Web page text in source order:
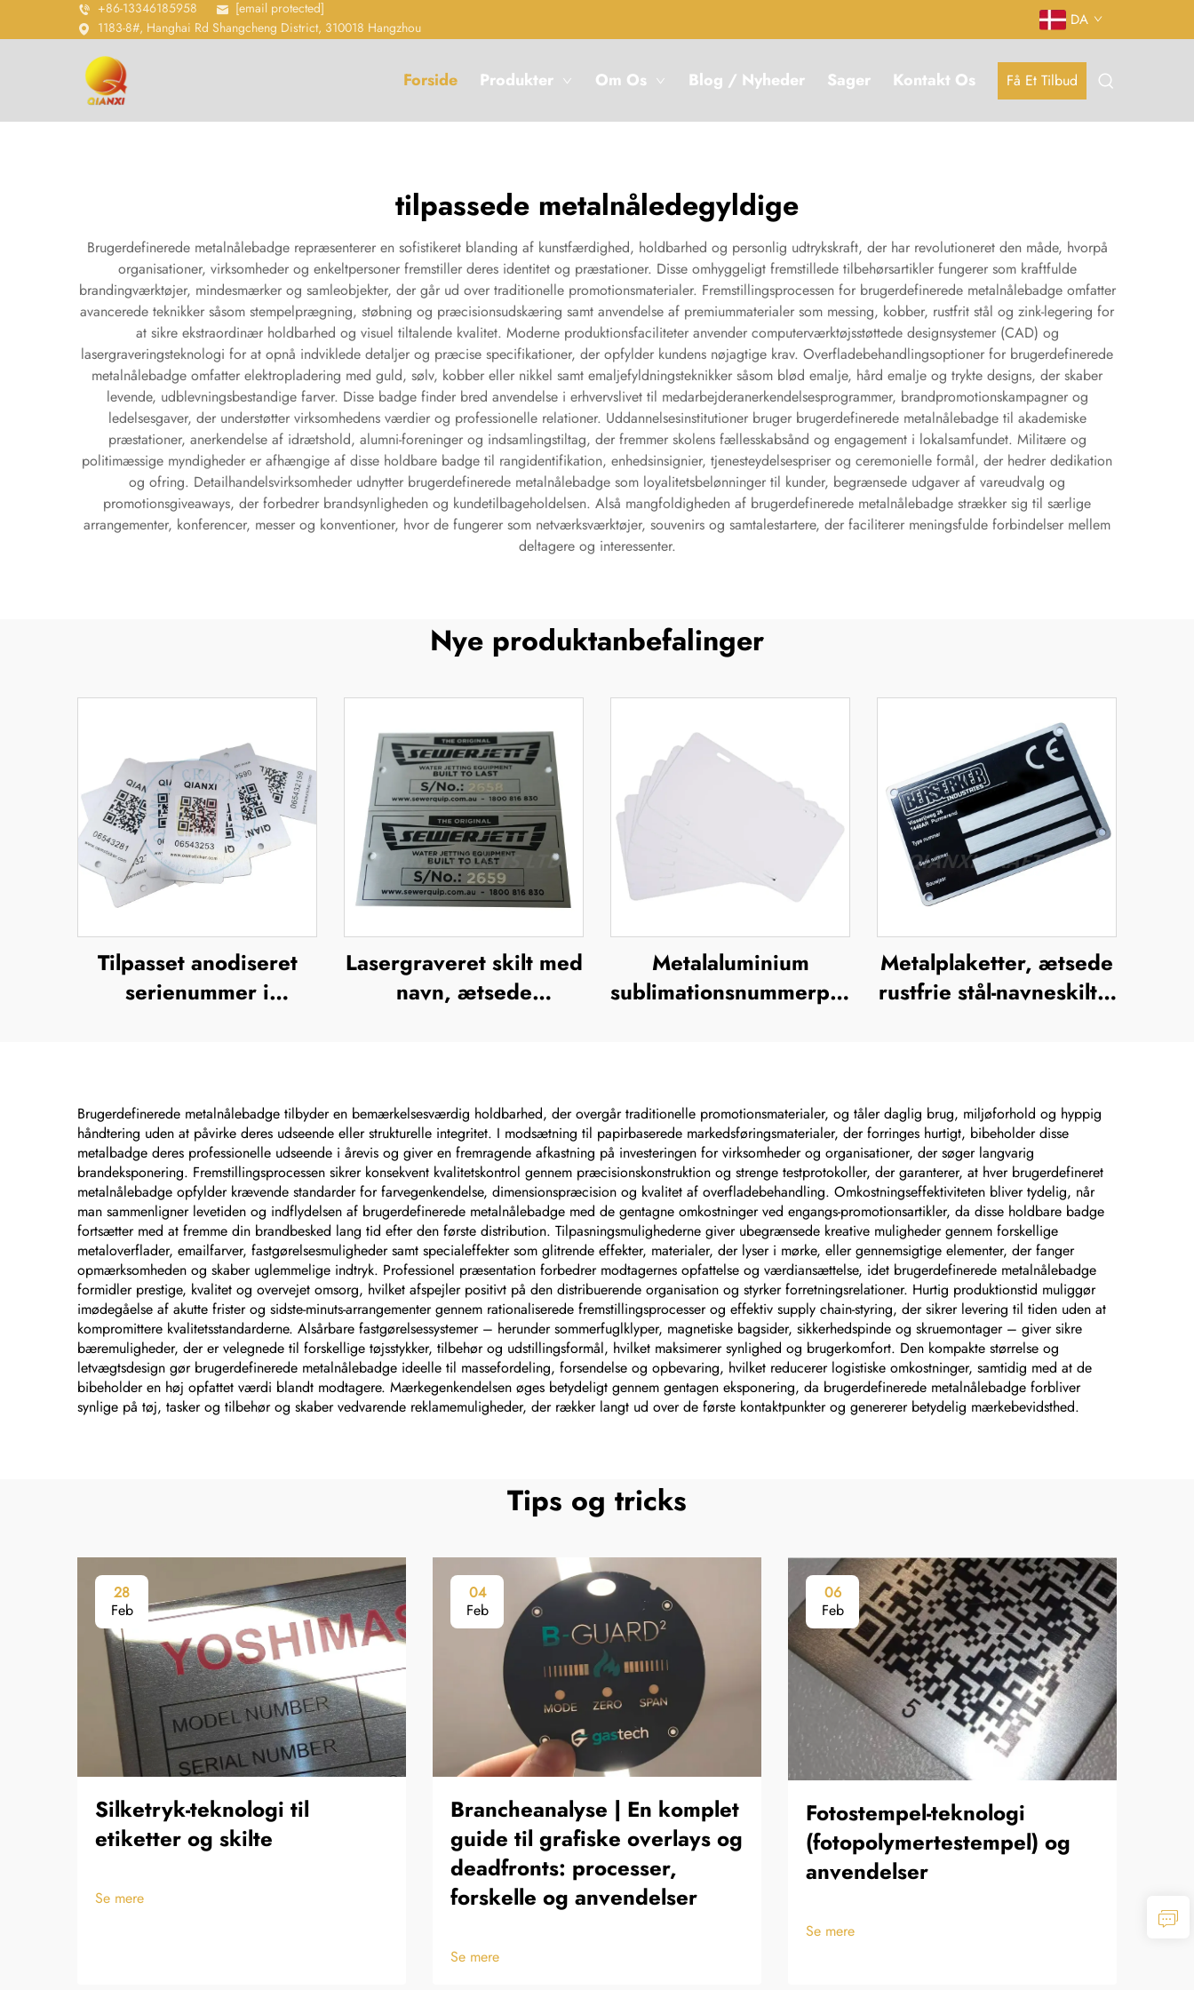
+86-13346185958
[email protected]
1183-8#, Hanghai Rd Shangcheng District, 310018 Hangzhou
DA
Forside Produkter Om Os Blog / Nyheder Sager Kontakt Os Få Et Tilbud
tilpassede metalnåledegyldige
Brugerdefinerede metalnålebadge repræsenterer en sofistikeret blanding af kunstfærdighed, holdbarhed og personlig udtrykskraft, der har revolutioneret den måde, hvorpå
organisationer, virksomheder og enkeltpersoner fremstiller deres identitet og præstationer. Disse omhyggeligt fremstillede tilbehørsartikler fungerer som kraftfulde
brandingværktøjer, mindesmærker og samleobjekter, der går ud over traditionelle promotionsmaterialer. Fremstillingsprocessen for brugerdefinerede metalnålebadge omfatter
avancerede teknikker såsom stempelprægning, støbning og præcisionsudskæring samt anvendelse af premiummaterialer som messing, kobber, rustfrit stål og zink-legering for
at sikre ekstraordinær holdbarhed og visuel tiltalende kvalitet. Moderne produktionsfaciliteter anvender computerværktøjsstøttede designsystemer (CAD) og
lasergraveringsteknologi for at opnå indviklede detaljer og præcise specifikationer, der opfylder kundens nøjagtige krav. Overfladebehandlingsoptioner for brugerdefinerede
metalnålebadge omfatter elektropladering med guld, sølv, kobber eller nikkel samt emaljefyldningsteknikker såsom blød emalje, hård emalje og trykte designs, der skaber
levende, udblevningsbestandige farver. Disse badge finder bred anvendelse i erhvervslivet til medarbejderanerkendelsesprogrammer, brandpromotionskampagner og
ledelsesgaver, der understøtter virksomhedens værdier og professionelle relationer. Uddannelsesinstitutioner bruger brugerdefinerede metalnålebadge til akademiske
præstationer, anerkendelse af idrætshold, alumni-foreninger og indsamlingstiltag, der fremmer skolens fællesskabsånd og engagement i lokalsamfundet. Militære og
politimæssige myndigheder er afhængige af disse holdbare badge til rangidentifikation, enhedsinsignier, tjenesteydelsespriser og ceremonielle formål, der hedrer dedikation
og ofring. Detailhandelsvirksomheder udnytter brugerdefinerede metalnålebadge som loyalitetsbelønninger til kunder, begrænsede udgaver af vareudvalg og
promotionsgiveaways, der forbedrer brandsynligheden og kundetilbageholdelsen. Alså mangfoldigheden af brugerdefinerede metalnålebadge strækker sig til særlige
arrangementer, konferencer, messer og konventioner, hvor de fungerer som netværksværktøjer, souvenirs og samtalestartere, der faciliterer meningsfulde forbindelser mellem
deltagere og interessenter.
Nye produktanbefalinger
Tilpasset anodiseret
serienummer i
metalbrandnavn,
forhøjet metallogo-
plade
Lasergraveret skilt med
navn, ætsede
Metalaluminium
sublimationsnummerplade
design
Metalplaketter, ætsede
rustfrie stål-navneskilte,
Brugerdefinerede metalnålebadge tilbyder en bemærkelsesværdig holdbarhed, der overgår traditionelle promotionsmaterialer, og tåler daglig brug, miljøforhold og hyppig
håndtering uden at påvirke deres udseende eller strukturelle integritet. I modsætning til papirbaserede markedsføringsmaterialer, der forringes hurtigt, bibeholder disse
metalbadge deres professionelle udseende i årevis og giver en fremragende afkastning på investeringen for virksomheder og organisationer, der søger langvarig
brandeksponering. Fremstillingsprocessen sikrer konsekvent kvalitetskontrol gennem præcisionskonstruktion og strenge testprotokoller, der garanterer, at hver brugerdefineret
metalnålebadge opfylder krævende standarder for farvegenkendelse, dimensionspræcision og kvalitet af overfladebehandling. Omkostningseffektiviteten bliver tydelig, når
man sammenligner levetiden og indflydelsen af brugerdefinerede metalnålebadge med de gentagne omkostninger ved engangs-promotionsartikler, da disse holdbare badge
fortsætter med at fremme din brandbesked lang tid efter den første distribution. Tilpasningsmulighederne giver ubegrænsede kreative muligheder gennem forskellige
metaloverflader, emailfarver, fastgørelsesmuligheder samt specialeffekter som glitrende effekter, materialer, der lyser i mørke, eller gennemsigtige elementer, der fanger
opmærksomheden og skaber uglemmelige indtryk. Professionel præsentation forbedrer modtagernes opfattelse og værdiansættelse, idet brugerdefinerede metalnålebadge
formidler prestige, kvalitet og overvejet omsorg, hvilket afspejler positivt på den distribuerende organisation og styrker forretningsrelationer. Hurtig produktionstid muliggør
imødegåelse af akutte frister og sidste-minuts-arrangementer gennem rationaliserede fremstillingsprocesser og effektiv supply chain-styring, der sikrer levering til tiden uden at
kompromittere kvalitetsstandarderne. Alsårbare fastgørelsessystemer – herunder sommerfuglklyper, magnetiske bagsider, sikkerhedspinde og skruemontager – giver sikre
bæremuligheder, der er velegnede til forskellige tøjsstykker, tilbehør og udstillingsformål, hvilket maksimerer synlighed og brugerkomfort. Den kompakte størrelse og
letvægtsdesign gør brugerdefinerede metalnålebadge ideelle til massefordeling, forsendelse og opbevaring, hvilket reducerer logistiske omkostninger, samtidig med at de
bibeholder en høj opfattet værdi blandt modtagere. Mærkegenkendelsen øges betydeligt gennem gentagen eksponering, da brugerdefinerede metalnålebadge forbliver
synlige på tøj, tasker og tilbehør og skaber vedvarende reklamemuligheder, der rækker langt ud over de første kontaktpunkter og genererer betydelig mærkebevidsthed.
Tips og tricks
28
Feb
Silketryk-teknologi til
etiketter og skilte
Se mere
04
Feb
Brancheanalyse | En komplet
guide til grafiske overlays og
deadfronts: processer,
forskelle og anvendelser
Se mere
06
Feb
Fotostempel-teknologi
(fotopolymertestempel) og
anvendelser
Se mere